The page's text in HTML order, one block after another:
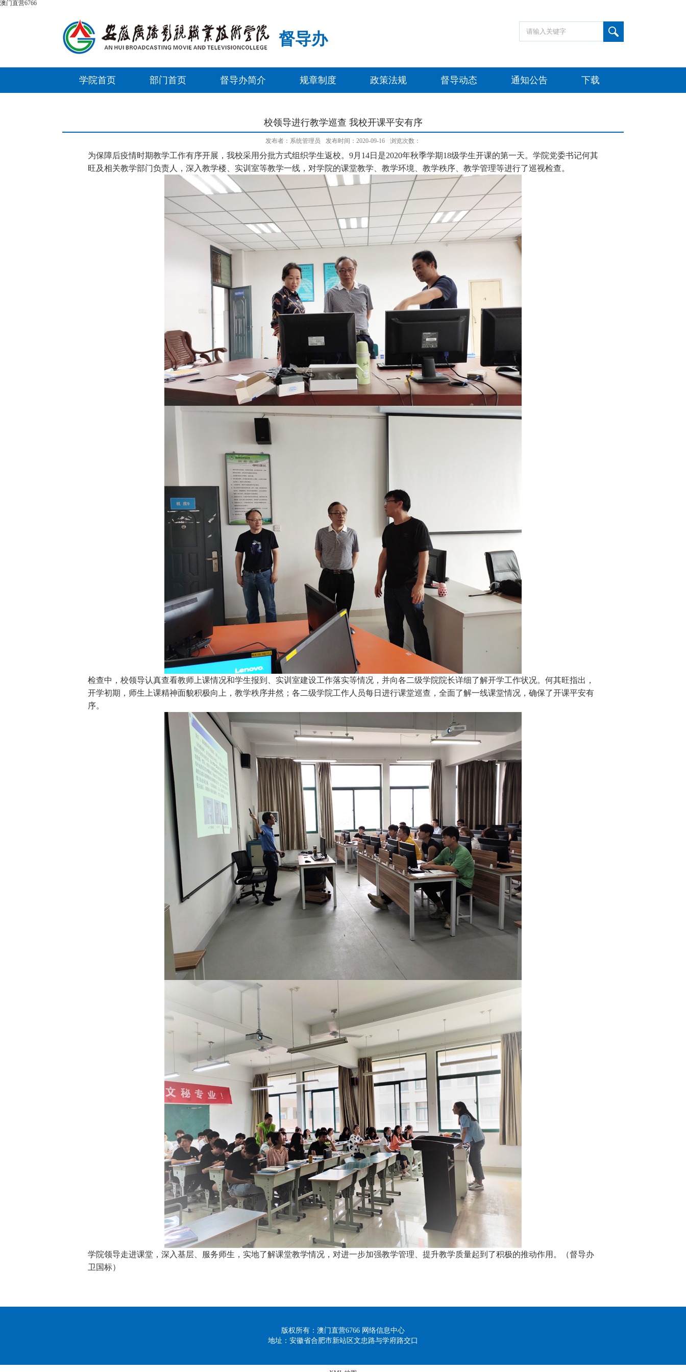
澳门直营6766
督导办
学院首页 部门首页 督导办简介 规章制度 政策法规 督导动态 通知公告 下载
校领导进行教学巡查 我校开课平安有序
发布者：系统管理员 发布时间：2020-09-16 浏览次数：
为保障后疫情时期教学工作有序开展，我校采用分批方式组织学生返校。9月14日是2020年秋季学期18级学生开课的第一天。学院党委书记何其
旺及相关教学部门负责人，深入教学楼、实训室等教学一线，对学院的课堂教学、教学环境、教学秩序、教学管理等进行了巡视检查。
检查中，校领导认真查看教师上课情况和学生报到、实训室建设工作落实等情况，并向各二级学院院长详细了解开学工作状况。何其旺指出，
开学初期，师生上课精神面貌积极向上，教学秩序井然；各二级学院工作人员每日进行课堂巡查，全面了解一线课堂情况，确保了开课平安有
序。
学院领导走进课堂，深入基层、服务师生，实地了解课堂教学情况，对进一步加强教学管理、提升教学质量起到了积极的推动作用。（督导办
卫国标）
版权所有：澳门直营6766 网络信息中心
地址：安徽省合肥市新站区文忠路与学府路交口